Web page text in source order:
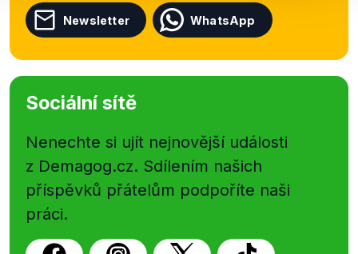
Newsletter WhatsApp
Sociální sítě
Nenechte si ujít nejnovější události
z Demagog.cz. Sdílením našich
příspěvků přátelům podpoříte naši
práci.